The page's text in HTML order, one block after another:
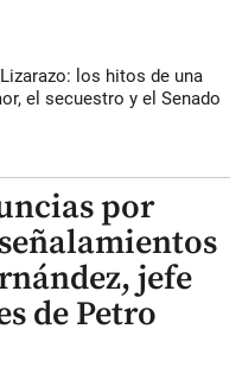
los hitos de una
el secuestro y el Senado
por
jefe
de Petro